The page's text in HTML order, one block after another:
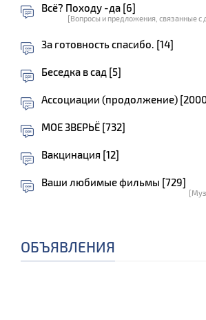
Всё? Походу -да [6]
[Вопросы и предложения, связанные
За готовность спасибо. [14]
Беседка в сад [5]
Ассоциации (продолжение)
МОЕ ЗВЕРЬЁ [732]
Вакцинация [12]
Ваши любимые фильмы [729]
ОБЪЯВЛЕНИЯ